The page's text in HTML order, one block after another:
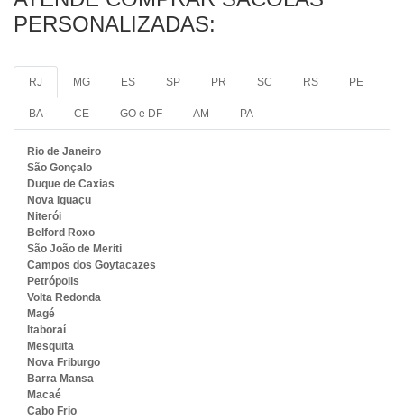
PERSONALIZADAS:
RJ MG ES SP PR SC RS PE
BA CE GO e DF AM PA
Rio de Janeiro
São Gonçalo
Duque de Caxias
Nova Iguaçu
Niterói
Belford Roxo
São João de Meriti
Campos dos Goytacazes
Petrópolis
Volta Redonda
Magé
Itaboraí
Mesquita
Nova Friburgo
Barra Mansa
Macaé
Cabo Frio